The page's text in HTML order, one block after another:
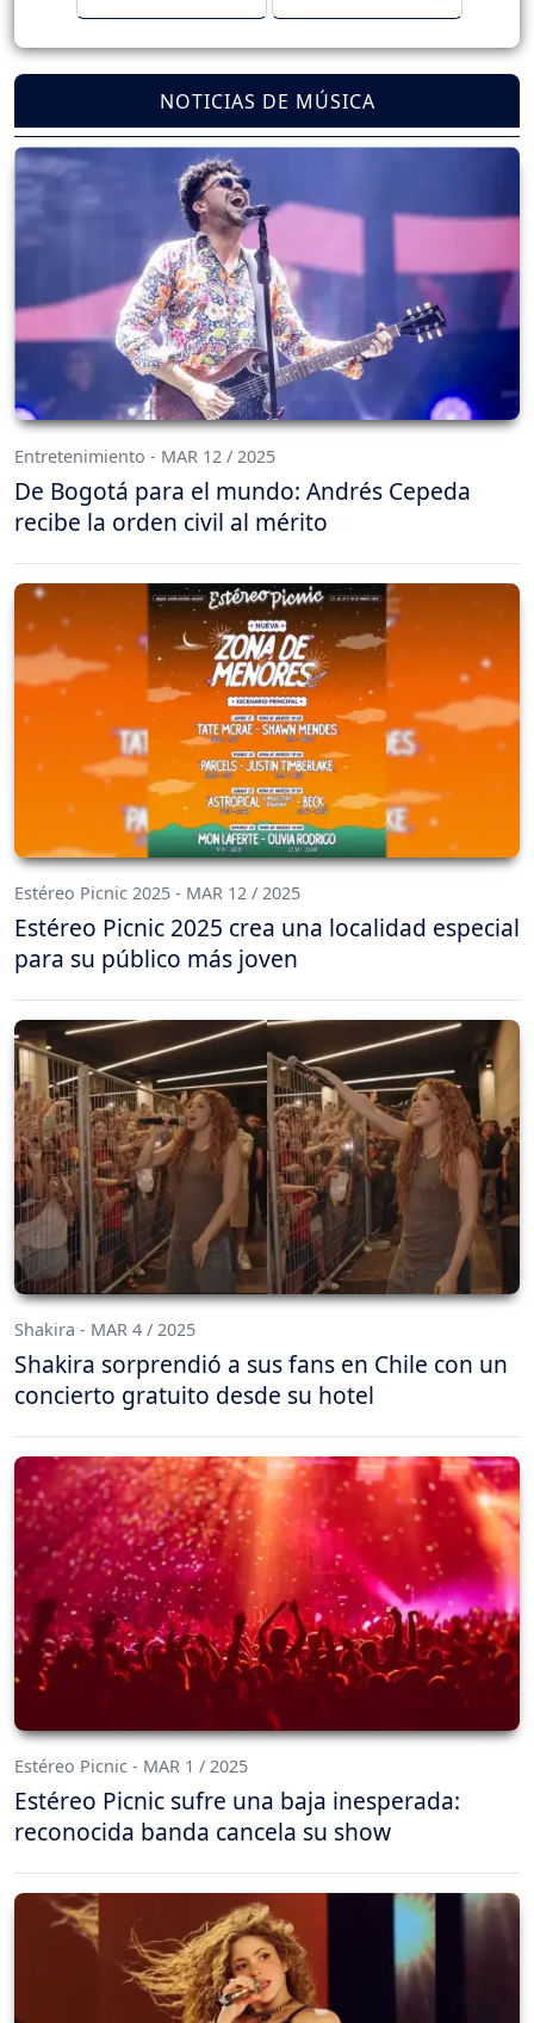
NOTICIAS DE MÚSICA
Entretenimiento - MAR 12 / 2025
De Bogotá para el mundo: Andrés Cepeda
recibe la orden civil al mérito
Estéreo Picnic 2025 - MAR 12 / 2025
Estéreo Picnic 2025 crea una localidad especial
para su público más joven
Shakira - MAR 4 / 2025
Shakira sorprendió a sus fans en Chile con un
concierto gratuito desde su hotel
Estéreo Picnic - MAR 1 / 2025
Estéreo Picnic sufre una baja inesperada:
reconocida banda cancela su show